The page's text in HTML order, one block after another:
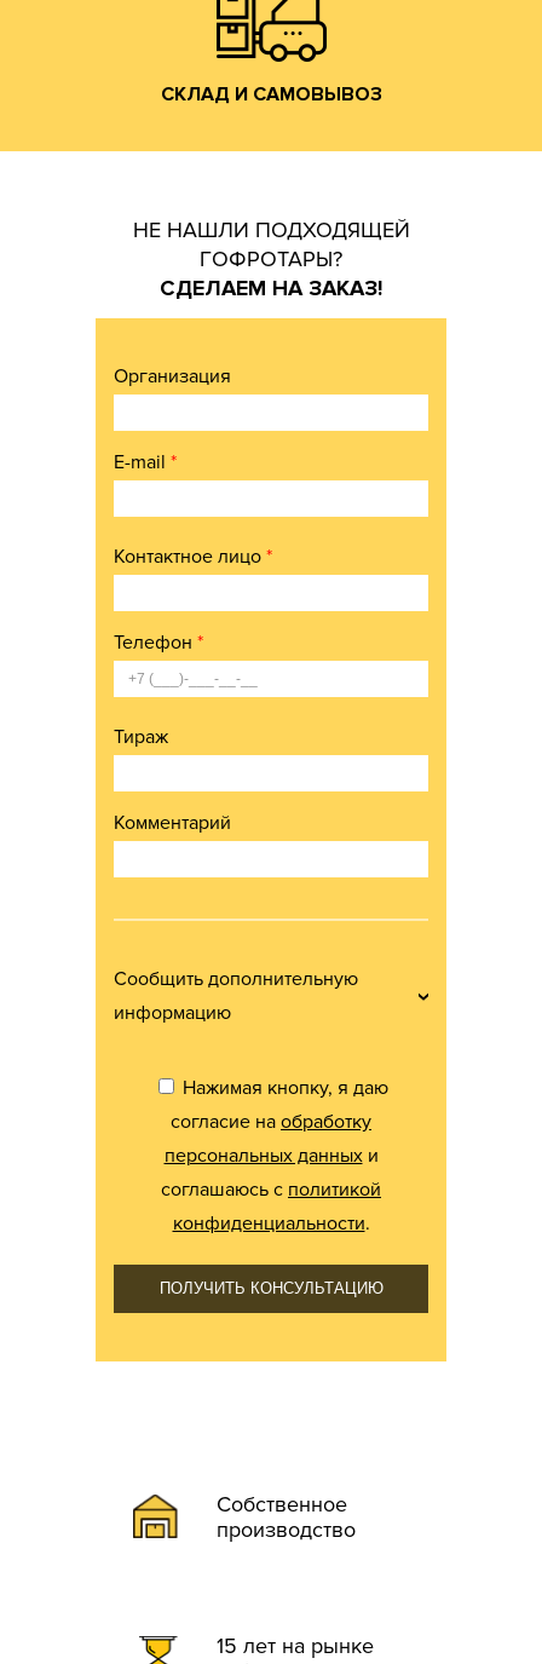
СКЛАД И САМОВЫВОЗ
СКЛАД И САМОВЫВОЗ
НЕ НАШЛИ ПОДХОДЯЩЕЙ
ГОФРОТАРЫ?
СДЕЛАЕМ НА ЗАКАЗ!
Собственное
производство
15 лет на рынке
Организация
E-mail *
Контактное лицо *
Телефон *
Тираж
Комментарий
Сообщить дополнительную
информацию
Нажимая кнопку, я даю
согласие на обработку
персональных данныхи
соглашаюсь с политикой
конфиденциальности.
ПОЛУЧИТЬ КОНСУЛЬТАЦИЮ